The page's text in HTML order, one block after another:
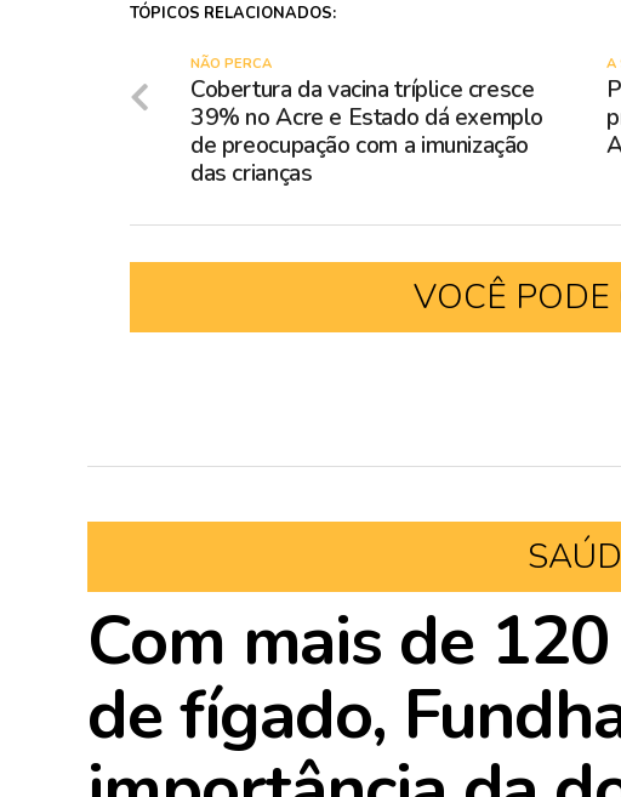
TÓPICOS RELACIONADOS:
A
NÃO PERCA
Cobertura da vacina tríplice cresce
39% no Acre e Estado dá exemplo
de preocupação com a imunização
das crianças
VOCÊ PODE
Com mais de
de fígado,